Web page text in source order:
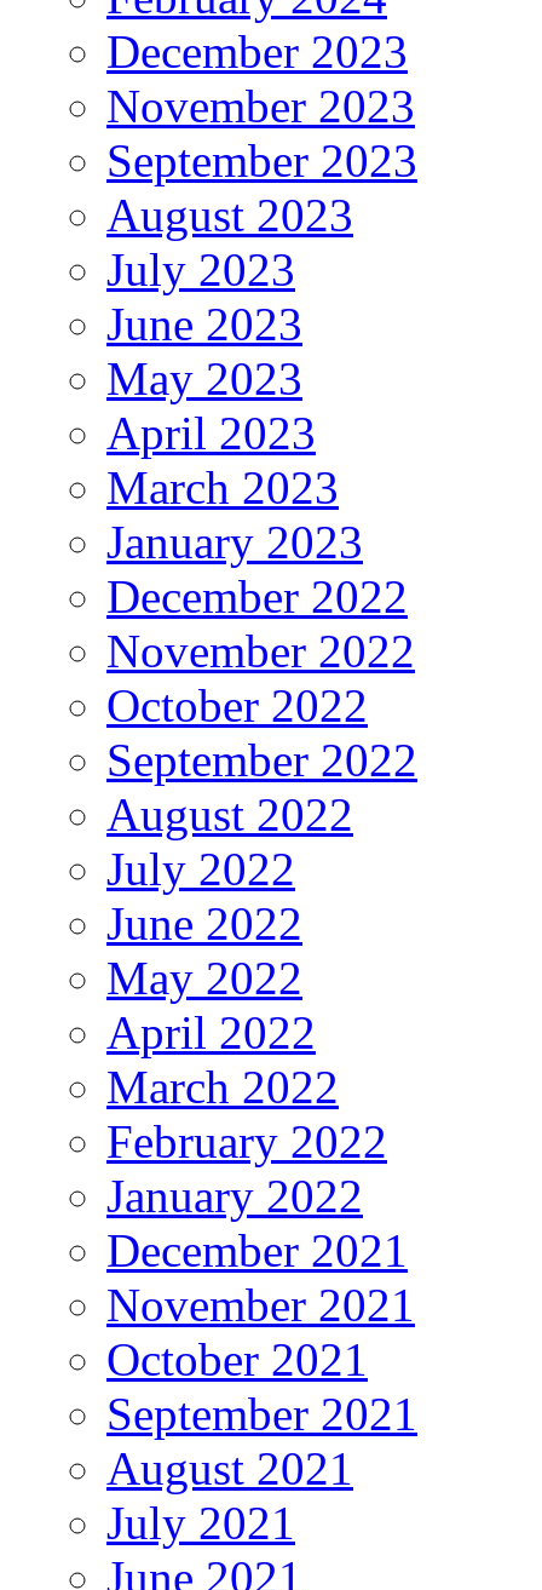
December 2023
November 2023
September 2023
August 2023
July 2023
June 2023
May 2023
April 2023
March 2023
January 2023
December 2022
November 2022
October 2022
September 2022
August 2022
July 2022
June 2022
May 2022
April 2022
March 2022
February 2022
January 2022
December 2021
November 2021
October 2021
September 2021
August 2021
July 2021
June 2021